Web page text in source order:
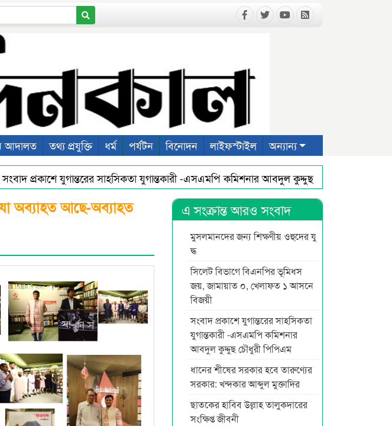
আদালত তথ্য প্রযুক্তি ধর্ম পর্যটন বিনোদন লাইফস্টাইল অন্যান্য
প্রকাশে যুগান্তরের সাহসিকতা যুগান্তকারী -এসএমপি কমিশনার আবদুল কুদ্দুছ চৌধুরী পিপিএম
হাদীর রুহের মাগফেরাত কামনায় সিলেট অনলাইন প্রেসক্লাবের দোয়া মাহফিল
অব্যাহত আছে-অব্যাহত
এ সংক্রান্ত আরও সংবাদ
মুসলমানদের জন্য শিক্ষণীয় ওহুদের যু
দ্ধ
সিলেট বিভাগে বিএনপির ভূমিধস
জয়, জামায়াত ০, খেলাফত ১ আসনে
বিজয়ী
সংবাদ প্রকাশে যুগান্তরের সাহসিকতা
যুগান্তকারী -এসএমপি কমিশনার
আবদুল কুদ্দুছ চৌধুরী পিপিএম
ধানের শীষের সরকার হবে তারুণ্যের
সরকার: খন্দকার আব্দুল মুক্তাদির
ছাতকের হাবিব উল্লাহ তালুকদারের
সংক্ষিপ্ত জীবনী